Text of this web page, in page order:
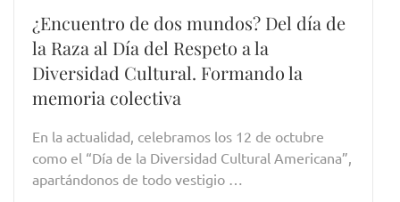
¿Encuentro de dos mundos? Del día de
la Raza al Día del Respeto a la
Diversidad Cultural. Formando la
memoria colectiva
En la actualidad, celebramos los 12 de octubre
como el “Día de la Diversidad Cultural Americana”,
apartándonos de todo vestigio …